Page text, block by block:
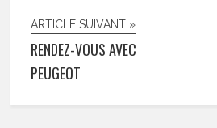
ARTICLE SUIVANT »
RENDEZ-VOUS AVEC
PEUGEOT